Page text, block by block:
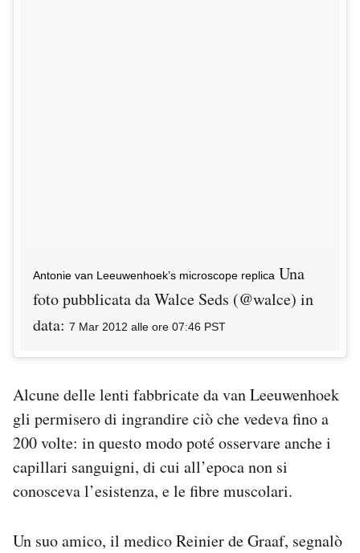
Antonie van Leeuwenhoek’s microscope replica Una
foto pubblicata da Walce Seds (@walce) in
data: 7 Mar 2012 alle ore 07:46 PST
Alcune delle lenti fabbricate da van Leeuwenhoek
gli permisero di ingrandire ciò che vedeva fino a
200 volte: in questo modo poté osservare anche i
capillari sanguigni, di cui all’epoca non si
conosceva l’esistenza, e le fibre muscolari.
Un suo amico, il medico Reinier de Graaf, segnalò